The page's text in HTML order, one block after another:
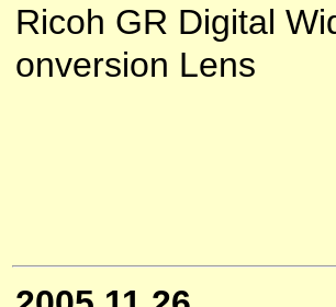
Ricoh GR Digital
onversion Lens